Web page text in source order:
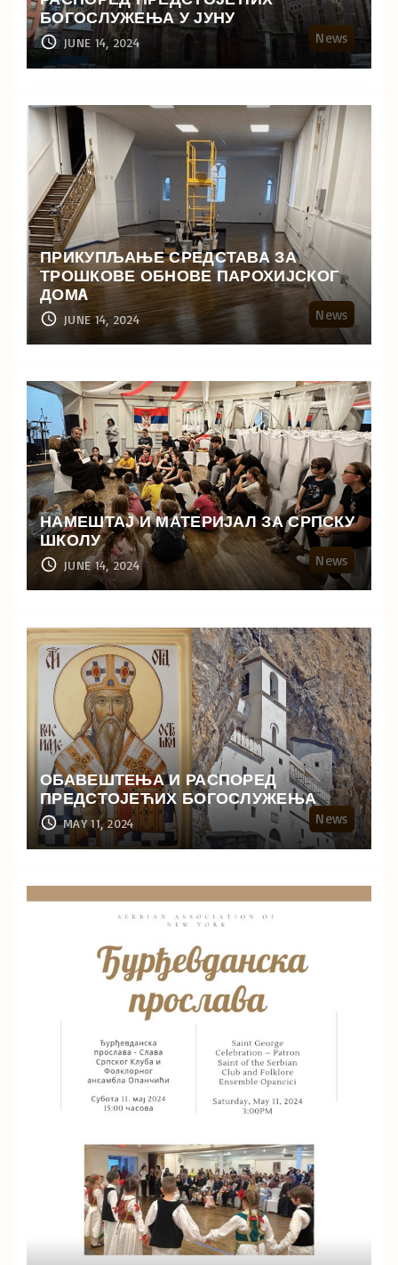
News
БОГОСЛУЖЕЊА У ЈУНУ
JUNE 14, 2024
News
ПРИКУПЉАЊЕ СРЕДСТАВА ЗА
ТРОШКОВЕ ОБНОВЕ ПАРОХИЈСКОГ
ДОМA
JUNE 14, 2024
News
НАМЕШТАЈ И МАТЕРИЈАЛ ЗА СРПСКУ
ШКОЛУ
JUNE 14, 2024
News
ОБАВЕШТЕЊА И РАСПОРЕД
ПРЕДСТОЈЕЋИХ БОГОСЛУЖЕЊА
MAY 11, 2024